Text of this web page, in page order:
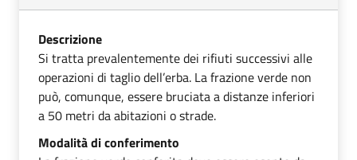
Descrizione
Si tratta prevalentemente dei rifiuti successivi alle
operazioni di taglio dell’erba. La frazione verde non
può, comunque, essere bruciata a distanze inferiori
a 50 metri da abitazioni o strade.
Modalità di conferimento